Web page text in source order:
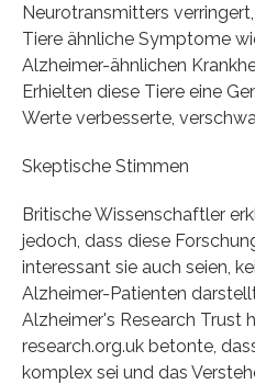
Neurotransmitters
Tiere ähnliche Symptome
Alzheimer-ähnlichen
Erhielten diese Tiere eine
Werte verbesserte,
Skeptische Stimmen
Britische Wissenschaftler
jedoch, dass diese
interessant sie auch seien,
Alzheimer-Patienten
Alzheimer's Research
research.org.uk betonte,
komplex sei und das